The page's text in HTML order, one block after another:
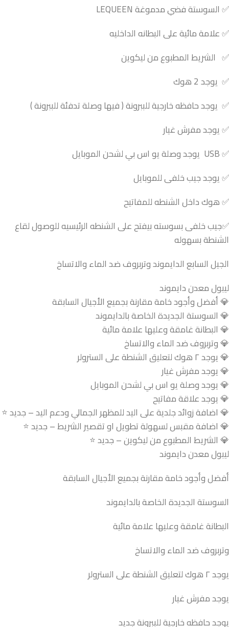
✅ السوستة فضي مدموغة LEQUEEN
✅ علامة مائية على البطانه الداخليه
✅ الشريط المطبوع من ليكوين
✅ يوجد 2 هوك
✅ يوجد حافظه خارجية للببرونة ( فيها وصلة تدفئة للببرونة )
✅ يوجد مفرش غيار
✅ USB يوجد وصلة يو اس بي لشحن الموبايل
✅ يوجد جيب خلفى للموبايل
✅ هوك داخل الشنطه للمفاتيح
✅جيب خلفى بسوسته بيفتح على الشنطه الرئيسيه للوصول لقاع
الشنطة بسهوله
الجيل السابع الدايموند وتربروف ضد الماء والاتساخ
ليبول معدن دايموند
💎 أفضل وأجود خامة مقارنة بجميع الأجيال السابقة
💎 السوستة الجديدة الخاصة بالدايموند
💎 البطانة غامقة وعليها علامة مائية
💎 وتربروف ضد الماء والاتساخ
💎 يوجد ٢ هوك لتعليق الشنطة على السترولر
💎 يوجد مفرش غيار
💎 يوجد وصلة يو اس بي لشحن الموبايل
💎 يوجد علاقة مفاتيح
💎 اضافة زوائد جلدية على اليد للمظهر الجمالي ودعم اليد – جديد ⭐
💎 اضافة مقبس لسهولة تطويل او تقصير الشريط – جديد ⭐
💎 الشريط المطبوع من ليكوين – جديد ⭐
ليبول معدن دايموند
أفضل وأجود خامة مقارنة بجميع الأجيال السابقة
السوستة الجديدة الخاصة بالدايموند
البطانة غامقة وعليها علامة مائية
وتربروف ضد الماء والاتساخ
يوجد ٢ هوك لتعليق الشنطة على السترولر
يوجد مفرش غيار
يوجد حافظه خارجية للببرونة جديد